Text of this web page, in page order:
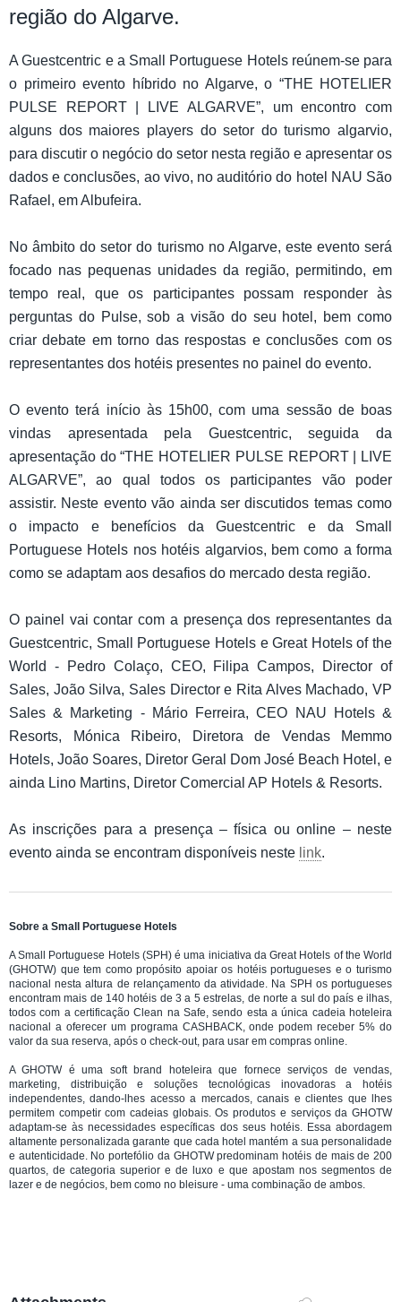
região do Algarve.
A Guestcentric e a Small Portuguese Hotels reúnem-se para
o primeiro evento híbrido no Algarve, o “THE HOTELIER
PULSE REPORT | LIVE ALGARVE”, um encontro com
alguns dos maiores players do setor do turismo algarvio,
para discutir o negócio do setor nesta região e apresentar os
dados e conclusões, ao vivo, no auditório do hotel NAU São
Rafael, em Albufeira.
No âmbito do setor do turismo no Algarve, este evento será
focado nas pequenas unidades da região, permitindo, em
tempo real, que os participantes possam responder às
perguntas do Pulse, sob a visão do seu hotel, bem como
criar debate em torno das respostas e conclusões com os
representantes dos hotéis presentes no painel do evento.
O evento terá início às 15h00, com uma sessão de boas
vindas apresentada pela Guestcentric, seguida da
apresentação do “THE HOTELIER PULSE REPORT | LIVE
ALGARVE”, ao qual todos os participantes vão poder
assistir. Neste evento vão ainda ser discutidos temas como
o impacto e benefícios da Guestcentric e da Small
Portuguese Hotels nos hotéis algarvios, bem como a forma
como se adaptam aos desafios do mercado desta região.
O painel vai contar com a presença dos representantes da
Guestcentric, Small Portuguese Hotels e Great Hotels of the
World - Pedro Colaço, CEO, Filipa Campos, Director of
Sales, João Silva, Sales Director e Rita Alves Machado, VP
Sales & Marketing - Mário Ferreira, CEO NAU Hotels &
Resorts, Mónica Ribeiro, Diretora de Vendas Memmo
Hotels, João Soares, Diretor Geral Dom José Beach Hotel, e
ainda Lino Martins, Diretor Comercial AP Hotels & Resorts.
As inscrições para a presença – física ou online – neste
evento ainda se encontram disponíveis neste link.
Sobre a Small Portuguese Hotels
A Small Portuguese Hotels (SPH) é uma iniciativa da Great Hotels of the World
(GHOTW) que tem como propósito apoiar os hotéis portugueses e o turismo
nacional nesta altura de relançamento da atividade. Na SPH os portugueses
encontram mais de 140 hotéis de 3 a 5 estrelas, de norte a sul do país e ilhas,
todos com a certificação Clean na Safe, sendo esta a única cadeia hoteleira
nacional a oferecer um programa CASHBACK, onde podem receber 5% do
valor da sua reserva, após o check-out, para usar em compras online.
A GHOTW é uma soft brand hoteleira que fornece serviços de vendas,
marketing, distribuição e soluções tecnológicas inovadoras a hotéis
independentes, dando-lhes acesso a mercados, canais e clientes que lhes
permitem competir com cadeias globais. Os produtos e serviços da GHOTW
adaptam-se às necessidades específicas dos seus hotéis. Essa abordagem
altamente personalizada garante que cada hotel mantém a sua personalidade
e autenticidade. No portefólio da GHOTW predominam hotéis de mais de 200
quartos, de categoria superior e de luxo e que apostam nos segmentos de
lazer e de negócios, bem como no bleisure - uma combinação de ambos.